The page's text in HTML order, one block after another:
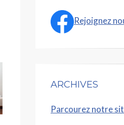
Rejoignez
ARCHIVES
Parcourez notre